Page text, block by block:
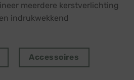
meerdere kerstverlichting
indrukwekkend
Accessoires